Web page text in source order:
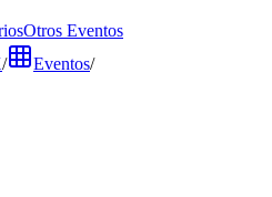
Otros Eventos
/ Eventos/